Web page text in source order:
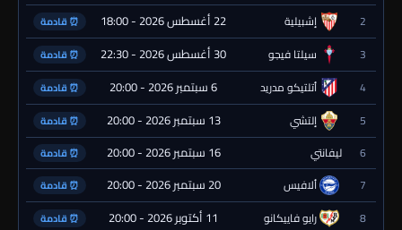
2 إشبيلية 22 أغسطس 2026 - 18:00 ⏰ قادمة
3 سيلتا فيجو 30 أغسطس 2026 - 22:30 ⏰ قادمة
4 أتلتيكو مدريد 6 سبتمبر 2026 - 20:00 ⏰ قادمة
5 إلتشي 13 سبتمبر 2026 - 20:00 ⏰ قادمة
6 ليفانتي 16 سبتمبر 2026 - 20:00 ⏰ قادمة
7 ألافيس 20 سبتمبر 2026 - 20:00 ⏰ قادمة
8 رايو فاييكانو 11 أكتوبر 2026 - 20:00 ⏰ قادمة